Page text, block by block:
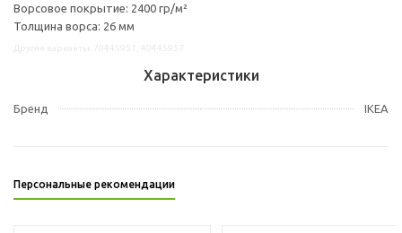
Ворсовое покрытие: 2400 гр/м²
Толщина ворса: 26 мм
Характеристики
Бренд IKEA
Персональные рекомендации